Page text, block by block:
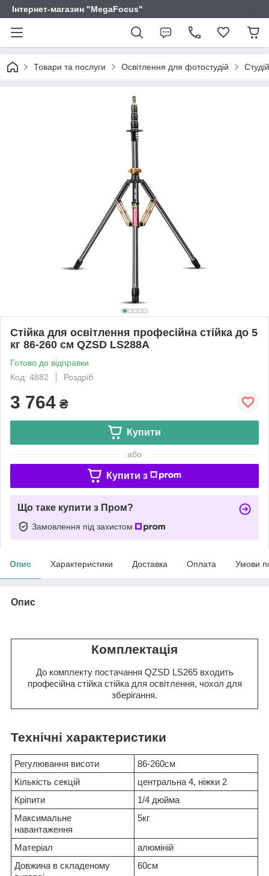
Інтернет-магазин "MegaFocus"
Товари та послуги Освітлення для фотостудій
Стійка для освітлення професійна стійка до 5
кг 86-260 см QZSD LS288A
Готово до відправки
Код: 4882
Роздріб
3 764 ₴
Купити
або
Купити з
Що таке купити з Пром?
Замовлення під захистом
Опис Характеристики Доставка Оплата Умови
Опис
Комплектація
До комплекту постачання QZSD LS265 входить
професійна стійка стійка для освітлення, чохол для
зберігання.
Технічні характеристики
Регулювання висоти
86-260см
Кількість секцій
центральна 4, ніжки 2
Кріпити
1/4 дюйма
Максимальне
навантаження
5кг
Матеріал
алюміній
Довжина в складеному
60см